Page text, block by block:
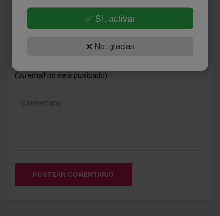
(Su email no será publicado)
POSTEAR COMENTARIO
✅ Sí, activar
❌ No, gracias